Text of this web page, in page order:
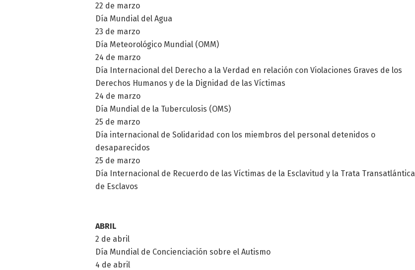
22 de marzo
Día Mundial del Agua
23 de marzo
Día Meteorológico Mundial (OMM)
24 de marzo
Día Internacional del Derecho a la Verdad en relación con Violaciones Graves de los
Derechos Humanos y de la Dignidad de las Víctimas
24 de marzo
Día Mundial de la Tuberculosis (OMS)
25 de marzo
Día internacional de Solidaridad con los miembros del personal detenidos o
desaparecidos
25 de marzo
Día Internacional de Recuerdo de las Víctimas de la Esclavitud y la Trata Transatlántica
de Esclavos
ABRIL
2 de abril
Día Mundial de Concienciación sobre el Autismo
4 de abril